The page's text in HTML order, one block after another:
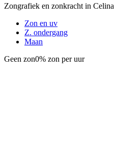
Zongrafiek en zonkracht in Celina
Zon en uv
Z. ondergang
Maan
Geen zon0% zon per uur